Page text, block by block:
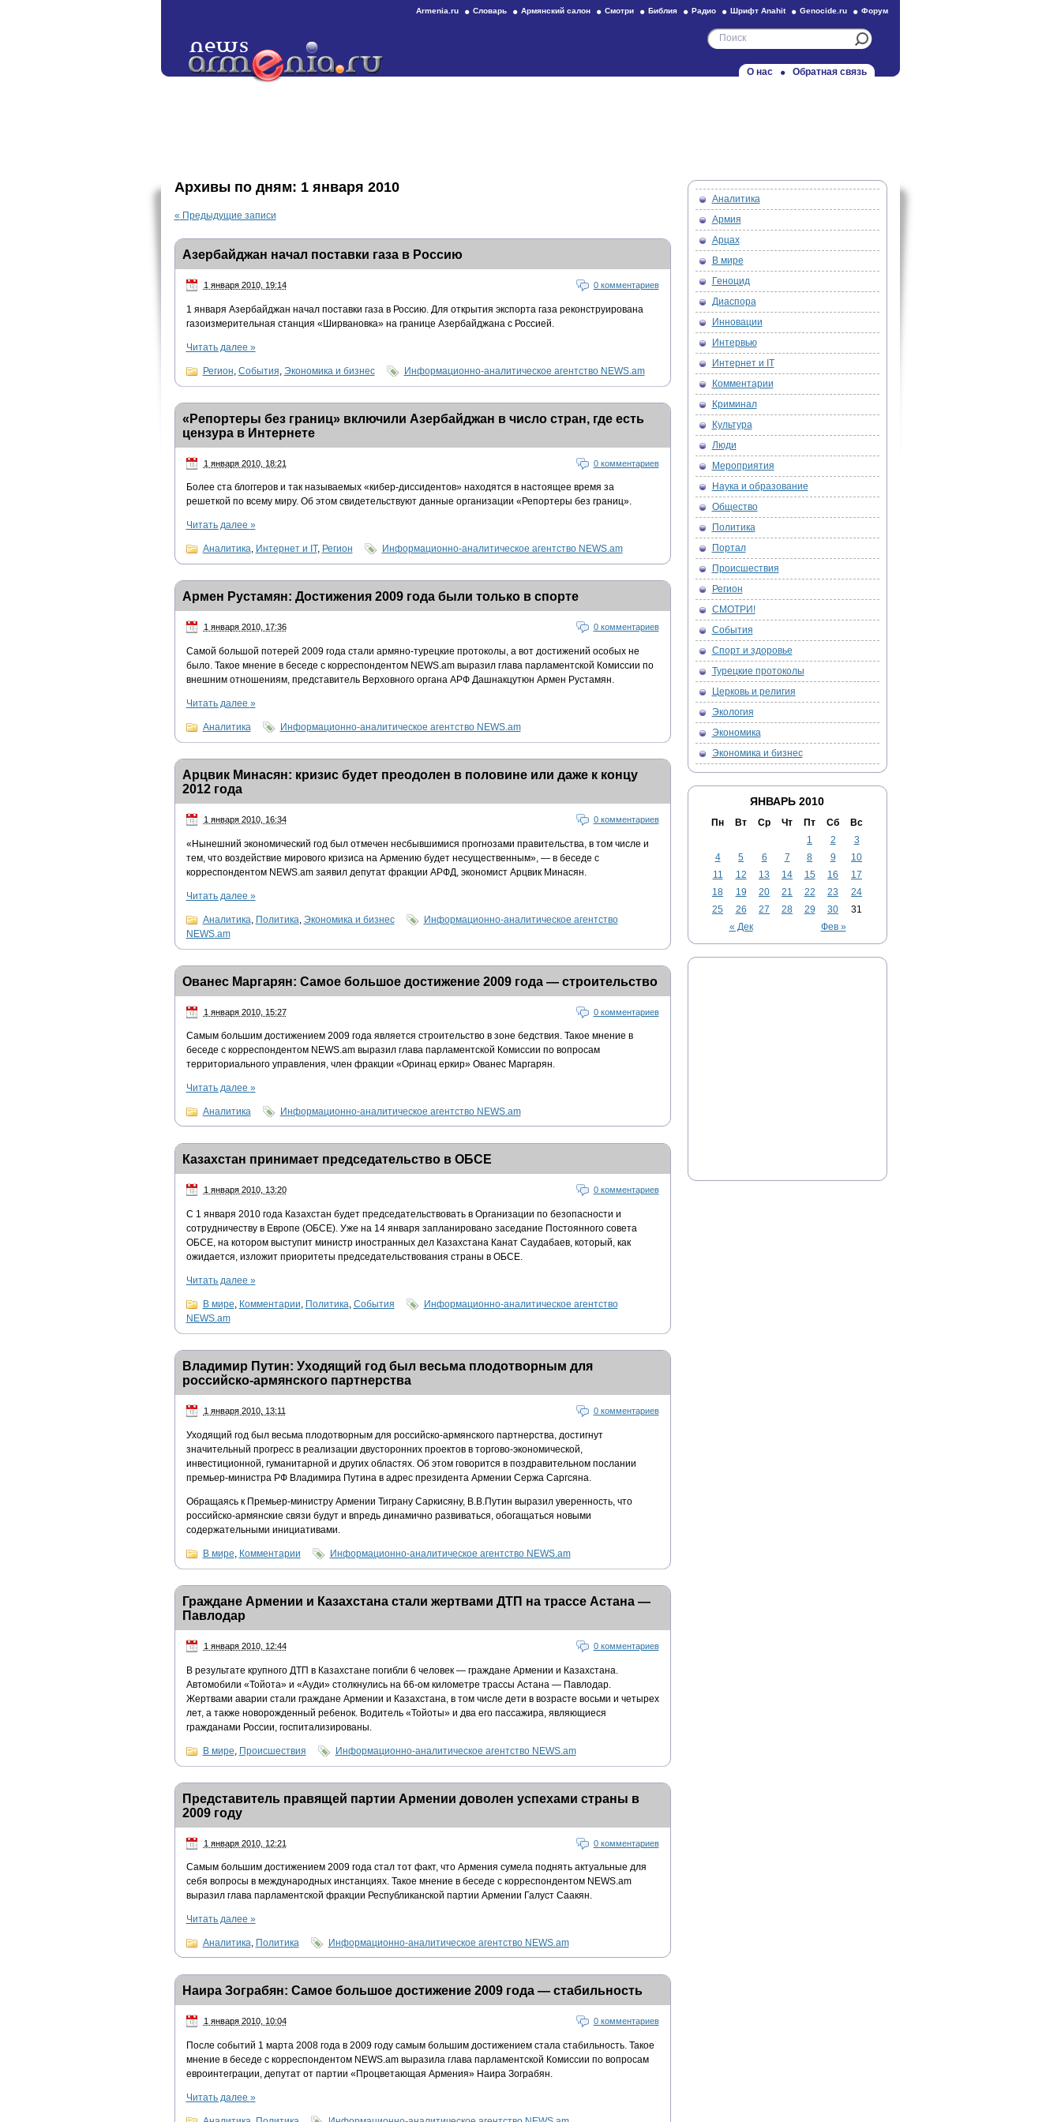
Armenia.ru Словарь Армянский салон Смотри Библия Радио Шрифт Anahit Genocide.ru Форум
О нас Обратная связь
Архивы по дням: 1 января 2010
« Предыдущие записи
Азербайджан начал поставки газа в Россию
1 января 2010, 19:14 0 комментариев
1 января Азербайджан начал поставки газа в Россию. Для открытия экспорта газа реконструирована
газоизмерительная станция «Ширвановка» на границе Азербайджана с Россией.
Читать далее »
Регион События Экономика и бизнес Информационно-аналитическое агентство NEWS.am
«Репортеры без границ» включили Азербайджан в число стран, где есть
цензура в Интернете
1 января 2010, 18:21 0 комментариев
Более ста блоггеров и так называемых «кибер-диссидентов» находятся в настоящее время за
решеткой по всему миру. Об этом свидетельствуют данные организации «Репортеры без границ».
Читать далее »
Аналитика, Интернет и IT, Регион Информационно-аналитическое агентство NEWS.am
Армен Рустамян: Достижения 2009 года были только в спорте
1 января 2010, 17:36 0 комментариев
Самой большой потерей 2009 года стали армяно-турецкие протоколы, а вот достижений особых не
было. Такое мнение в беседе с корреспондентом NEWS.am выразил глава парламентской Комиссии по
внешним отношениям, представитель Верховного органа АРФ Дашнакцутюн Армен Рустамян.
Читать далее »
Аналитика Информационно-аналитическое агентство NEWS.am
Арцвик Минасян: кризис будет преодолен в половине или даже к концу
2012 года
1 января 2010, 16:34 0 комментариев
«Нынешний экономический год был отмечен несбывшимися прогнозами правительства, в том числе и
тем, что воздействие мирового кризиса на Армению будет несущественным», — в беседе с
корреспондентом NEWS.am заявил депутат фракции АРФД, экономист Арцвик Минасян.
Читать далее »
Аналитика Политика Экономика и бизнес
Информационно-аналитическое агентство
NEWS.am
Ованес Маргарян: Самое большое достижение 2009 года — строительство
1 января 2010, 15:27 0 комментариев
Самым большим достижением 2009 года является строительство в зоне бедствия. Такое мнение в
беседе с корреспондентом NEWS.am выразил глава парламентской Комиссии по вопросам
территориального управления, член фракции «Оринац еркир» Ованес Маргарян.
Читать далее »
Аналитика Информационно-аналитическое агентство NEWS.am
Казахстан принимает председательство в ОБСЕ
1 января 2010, 13:20 0 комментариев
С 1 января 2010 года Казахстан будет председательствовать в Организации по безопасности и
сотрудничеству в Европе (ОБСЕ). Уже на 14 января запланировано заседание Постоянного совета
ОБСЕ, на котором выступит министр иностранных дел Казахстана Канат Саудабаев, который, как
ожидается, изложит приоритеты председательствования страны в ОБСЕ.
Читать далее »
В мире, Комментарии, Политика, События
Информационно-аналитическое агентство
NEWS.am
Владимир Путин: Уходящий год был весьма плодотворным для
российско-армянского партнерства
1 января 2010, 13:11 0 комментариев
Уходящий год был весьма плодотворным для российско-армянского партнерства, достигнут
значительный прогресс в реализации двусторонних проектов в торгово-экономической,
инвестиционной, гуманитарной и других областях. Об этом говорится в поздравительном послании
премьер-министра РФ Владимира Путина в адрес президента Армении Сержа Саргсяна.
Обращаясь к Премьер-министру Армении Тиграну Саркисяну, В.В.Путин выразил уверенность, что
российско-армянские связи будут и впредь динамично развиваться, обогащаться новыми
содержательными инициативами.
В мире, Комментарии Информационно-аналитическое агентство NEWS.am
Граждане Армении и Казахстана стали жертвами ДТП на трассе Астана —
Павлодар
1 января 2010, 12:44 0 комментариев
В результате крупного ДТП в Казахстане погибли 6 человек — граждане Армении и Казахстана.
Автомобили «Тойота» и «Ауди» столкнулись на 66-ом километре трассы Астана — Павлодар.
Жертвами аварии стали граждане Армении и Казахстана, в том числе дети в возрасте восьми и четырех
лет, а также новорожденный ребенок. Водитель «Тойоты» и два его пассажира, являющиеся
гражданами России, госпитализированы.
В мире Происшествия Информационно-аналитическое агентство NEWS.am
Представитель правящей партии Армении доволен успехами страны в
2009 году
1 января 2010, 12:21 0 комментариев
Самым большим достижением 2009 года стал тот факт, что Армения сумела поднять актуальные для
себя вопросы в международных инстанциях. Такое мнение в беседе с корреспондентом NEWS.am
выразил глава парламентской фракции Республиканской партии Армении Галуст Саакян.
Читать далее »
Аналитика, Политика Информационно-аналитическое агентство NEWS.am
Наира Зограбян: Самое большое достижение 2009 года — стабильность
1 января 2010, 10:04 0 комментариев
После событий 1 марта 2008 года в 2009 году самым большим достижением стала стабильность. Такое
мнение в беседе с корреспондентом NEWS.am выразила глава парламентской Комиссии по вопросам
евроинтеграции, депутат от партии «Процветающая Армения» Наира Зограбян.
Читать далее »
Аналитика
Армия
Арцах
В мире
Геноцид
Диаспора
Инновации
Интервью
Интернет и IT
Комментарии
Криминал
Культура
Люди
Мероприятия
Наука и образование
Общество
Политика
Портал
Происшествия
Регион
СМОТРИ!
События
Спорт и здоровье
Турецкие протоколы
Церковь и религия
Экология
Экономика
Экономика и бизнес
ЯНВАРЬ 2010
Пн Вт Ср Чт Пт Сб Вс
« Дек Фев »
1 2
3
4
5 6 7 8 9
10
11
12 13 14 15 16
17
18
19 20 21 22 23
24
25
26 27 28 29 30 31